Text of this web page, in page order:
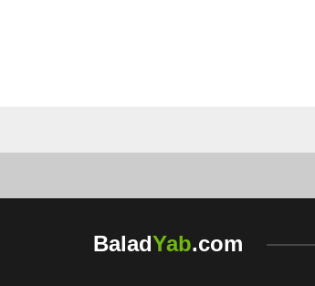
BaladYab.com